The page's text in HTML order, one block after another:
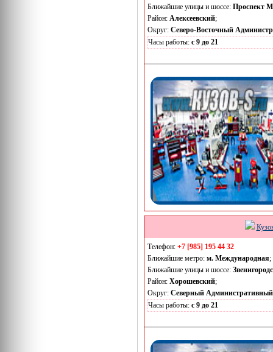
Ближайшие улицы и шоссе: Проспект
Район: Алексеевский;
Округ: Северо-Восточный
Часы работы: с 9 до 21
Телефон: +7 [985] 195 44 32
Ближайшие метро: м. Международная;
Ближайшие улицы и шоссе:
Район: Хорошевский;
Округ: Северный
Часы работы: с 9 до 21